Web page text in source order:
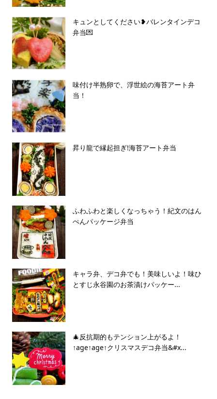
キュンとしてください❥バレンタインデコ
弁当💌
味付け半熟卵で、浮世絵の海苔アート弁
当！
昇り龍で縁起担ぎ!海苔アート弁当
ふわふわと楽しくなっちゃう！紀文のはん
ぺんパッケージ弁当
キャラ弁、デコ弁でも！美味しいよ！味ひ
とすじ永谷園のお茶漬けパッケー...
🎄反抗期的もテンション上がるよ！
↑age↑age↑クリスマスデコ弁当&#x...